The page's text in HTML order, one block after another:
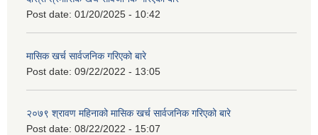
Post date: 01/20/2025 - 10:42
मासिक खर्च सार्वजनिक गरिएको बारे
Post date: 09/22/2022 - 13:05
२०७९ श्रावण महिनाको मासिक खर्च सार्वजनिक गरिएको बारे
Post date: 08/22/2022 - 15:07